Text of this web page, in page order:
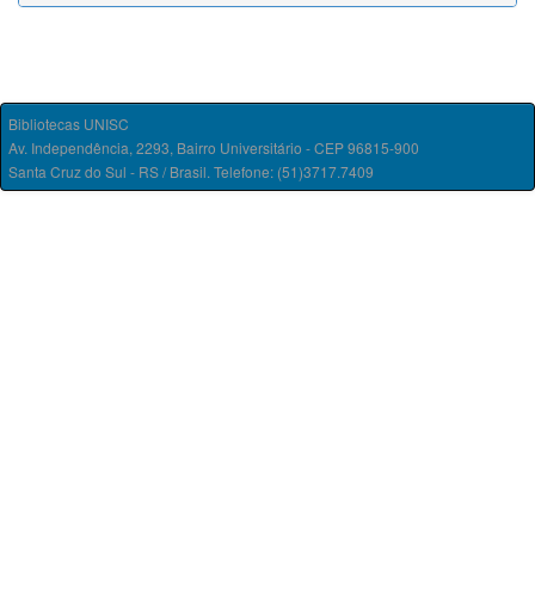
Bibliotecas UNISC
Av. Independência, 2293, Bairro Universitário - CEP 96815-900
Santa Cruz do Sul - RS / Brasil. Telefone: (51)3717.7409